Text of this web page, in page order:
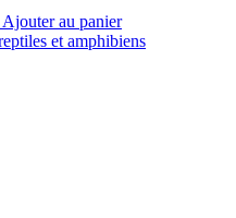
Ajouter au panier